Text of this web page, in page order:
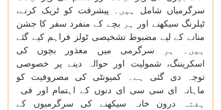
سرگرمیاں شامل ہیں۔ پیشرفت کو ٹریک کرنے،
ٹیلرنگ سیکھنے اور ہر بچے کے منفرد سفر کا جشن
منانے کے لیے مضبوط تشخیصی ٹولز فراہم کیے گئے
ہیں۔
ہر سرگرمی میں معذور بچوں
کی
اسکریننگ،
شمولیت اور حوالہ دینے پر
خصوصی
توجہ
دی گئی ہے۔ کمیونٹی کی مصروفیت
کو
ماہانہ
ای سی سی ای دنوں كے اہتمام اور
فی
ہفتہ
درون خانہ سیکھنے کی سرگرمیوں
کے